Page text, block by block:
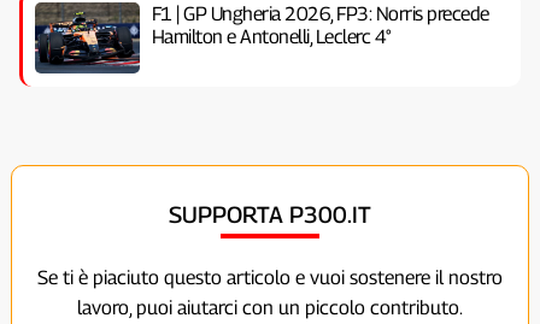
F1 | GP Ungheria 2026, FP3: Norris precede
Hamilton e Antonelli, Leclerc 4°
SUPPORTA P300.IT
Se ti è piaciuto questo articolo e vuoi sostenere il nostro
lavoro, puoi aiutarci con un piccolo contributo.